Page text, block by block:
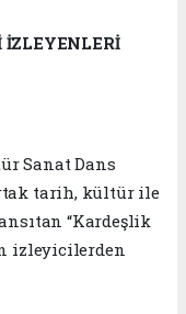
İZLEYENLERİ
Sanat Dans
tarih, kültür ile
“Kardeşlik
izleyicilerden